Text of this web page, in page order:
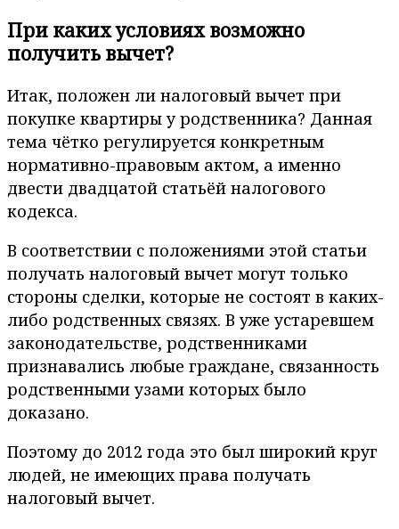
При каких условиях возможно
получить вычет?
Итак, положен ли налоговый вычет при
покупке квартиры у родственника? Данная
тема чётко регулируется конкретным
нормативно-правовым актом, а именно
двести двадцатой статьёй налогового
кодекса.
В соответствии с положениями этой статьи
получать налоговый вычет могут только
стороны сделки, которые не состоят в каких-
либо родственных связях. В уже устаревшем
законодательстве, родственниками
признавались любые граждане, связанность
родственными узами которых было
доказано.
Поэтому до 2012 года это был широкий круг
людей, не имеющих права получать
налоговый вычет.